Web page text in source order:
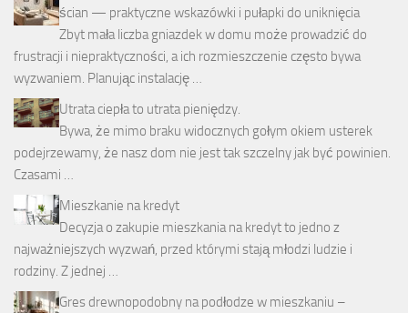
ścian — praktyczne wskazówki i pułapki do uniknięcia
Zbyt mała liczba gniazdek w domu może prowadzić do
frustracji i niepraktyczności, a ich rozmieszczenie często bywa
wyzwaniem. Planując instalację …
Utrata ciepła to utrata pieniędzy.
Bywa, że mimo braku widocznych gołym okiem usterek
podejrzewamy, że nasz dom nie jest tak szczelny jak być powinien.
Czasami …
Mieszkanie na kredyt
Decyzja o zakupie mieszkania na kredyt to jedno z
najważniejszych wyzwań, przed którymi stają młodzi ludzie i
rodziny. Z jednej …
Gres drewnopodobny na podłodze w mieszkaniu –